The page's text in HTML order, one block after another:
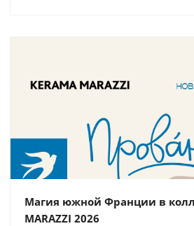
Магия южной Франции в
MARAZZI 2026